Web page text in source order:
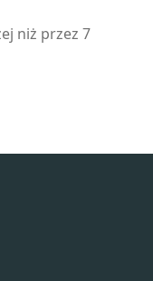
niż przez 7